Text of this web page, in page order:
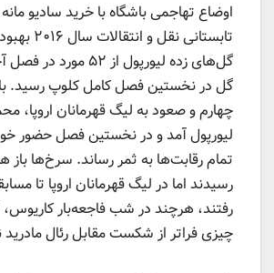
اوضاع تهاجمی باشگاه با خرید سادیو
تابستانی نقل
گل در نخستین فصل کامل کلوپ رسید.
چهارم و صعود به لیگ قهرمانان اروپا،
تمام رقابت‌ها به ثمر رساند. سرخ‌ها باز
رسیدند اما در لیگ قهرمانان اروپا تا
رفتند، هرچند در شب فاجعه‌بار کاریوس،
چیزی فراتر از شکست مقابل رئال مادرید